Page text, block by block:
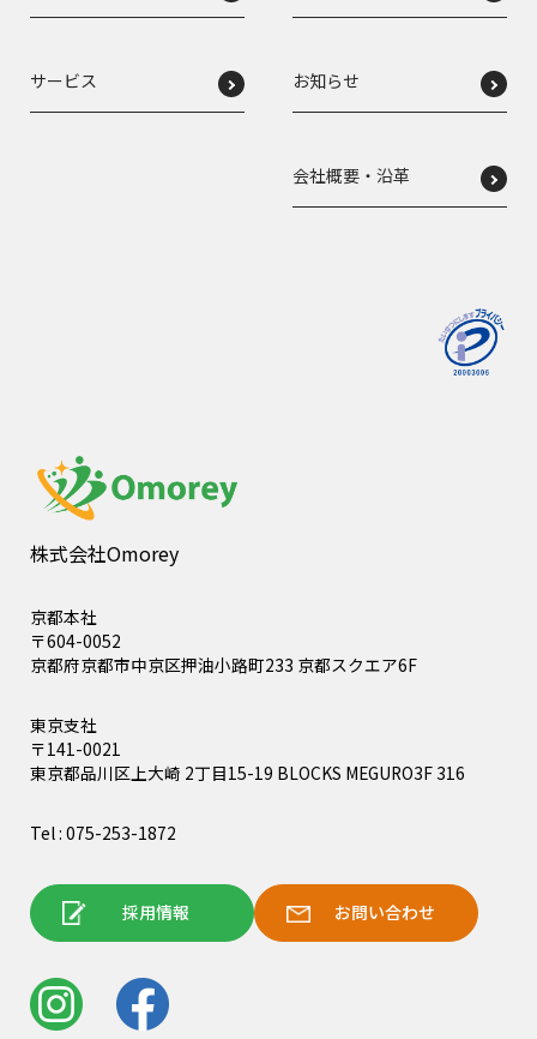
株式会社Omorey
京都本社
〒604-0052
京都府京都市中京区押油小路町233 京都スクエア6F
東京支社
〒141-0021
東京都品川区上大崎 2丁目15-19 BLOCKS MEGURO3F 316
Tel : 075-253-1872
採用情報 お問い合わせ
サービス お知らせ
会社概要・沿革